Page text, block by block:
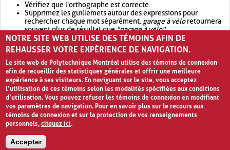
Vérifiez que l'orthographe est correcte.
Supprimez les guillemets autour des expressions pour
rechercher chaque mot séparément. garage à véloretournera
souvent plus de résultat que"garage à vélo".
Envisagez d'élargir votre recherche avec OR.garage OR vélo
retournera souvent plus de résultat quegarage à vélo
NOTRE SITE WEB UTILISE DES TÉMOINS AFIN DE
REHAUSSER VOTRE EXPÉRIENCE DE NAVIGATION.
Le site web de Polytechnique Montréal utilise des témoins de connexion
afin de recueillir des statistiques générales et offrir une meilleure
expérience à ses visiteurs. En naviguant sur le site, vous acceptez
l’utilisation de ces témoins selon les modalités spécifiées aux conditions
d’utilisation. Vous pouvez refuser les témoins de connexion en modifiant
vos paramètres de navigation. Pour en savoir plus sur le recours aux
témoins de connexion et sur la protection de vos renseignements
personnels,cliquez ici.
Accepter